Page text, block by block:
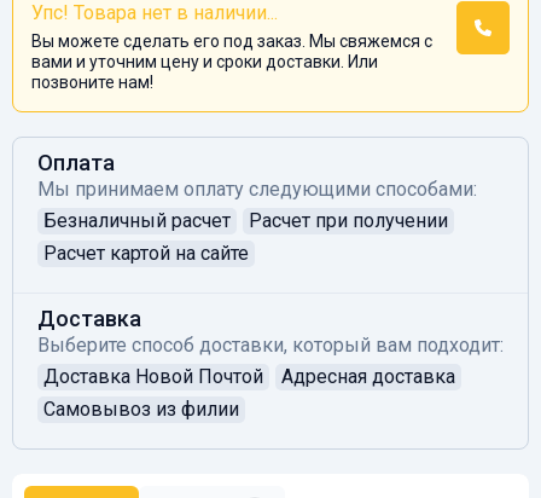
Упс! Товара нет в наличии...
Вы можете сделать его под заказ. Мы свяжемся с
вами и уточним цену и сроки доставки. Или
позвоните нам!
Оплата
Мы принимаем оплату следующими способами:
Безналичный расчет
Расчет при получении
Расчет картой на сайте
Доставка
Выберите способ доставки, который вам подходит:
Доставка Новой Почтой
Адресная доставка
Самовывоз из филии